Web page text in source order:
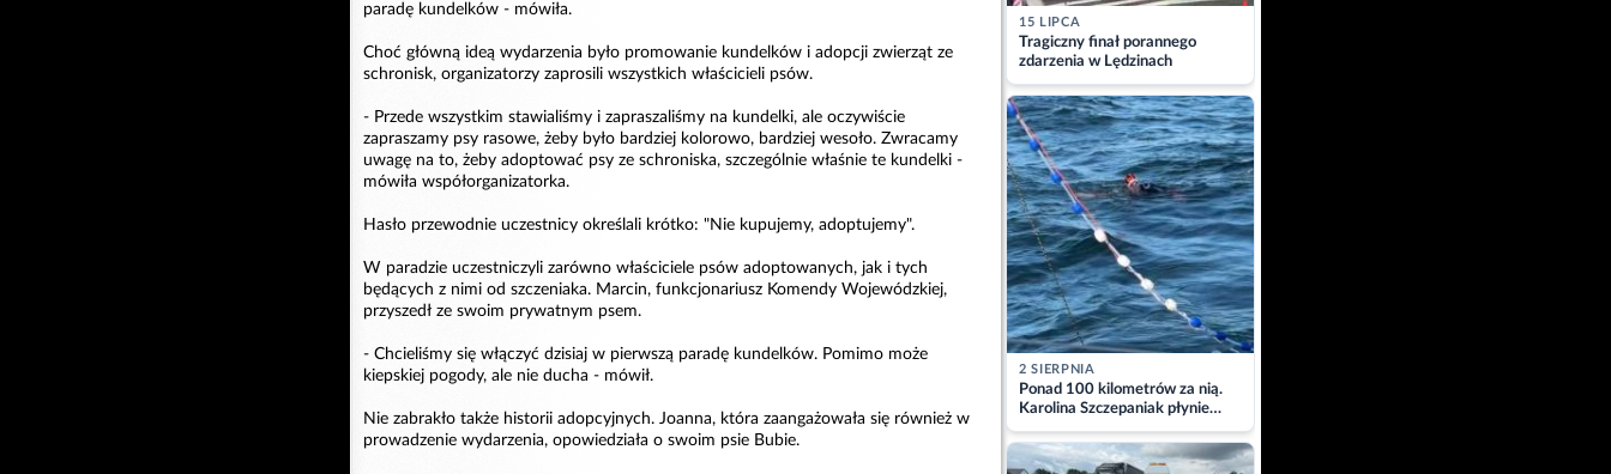
paradę kundelków - mówiła.
Choć główną ideą wydarzenia było promowanie kundelków i adopcji zwierząt ze
schronisk, organizatorzy zaprosili wszystkich właścicieli psów.
- Przede wszystkim stawialiśmy i zapraszaliśmy na kundelki, ale oczywiście
zapraszamy psy rasowe, żeby było bardziej kolorowo, bardziej wesoło. Zwracamy
uwagę na to, żeby adoptować psy ze schroniska, szczególnie właśnie te kundelki -
mówiła współorganizatorka.
Hasło przewodnie uczestnicy określali krótko: "Nie kupujemy, adoptujemy".
W paradzie uczestniczyli zarówno właściciele psów adoptowanych, jak i tych
będących z nimi od szczeniaka. Marcin, funkcjonariusz Komendy Wojewódzkiej,
przyszedł ze swoim prywatnym psem.
- Chcieliśmy się włączyć dzisiaj w pierwszą paradę kundelków. Pomimo może
kiepskiej pogody, ale nie ducha - mówił.
Nie zabrakło także historii adopcyjnych. Joanna, która zaangażowała się również w
prowadzenie wydarzenia, opowiedziała o swoim psie Bubie.
15 LIPCA
Tragiczny finał porannego
zdarzenia w Lędzinach
2 SIERPNIA
Ponad 100 kilometrów za nią.
Karolina Szczepaniak płynie
przez Bałtyk dla Piotra.
Aktualizacja